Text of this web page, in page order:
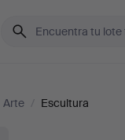
Arte / Escultura